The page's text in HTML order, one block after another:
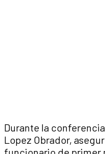
Durante la
Lopez Obrador,